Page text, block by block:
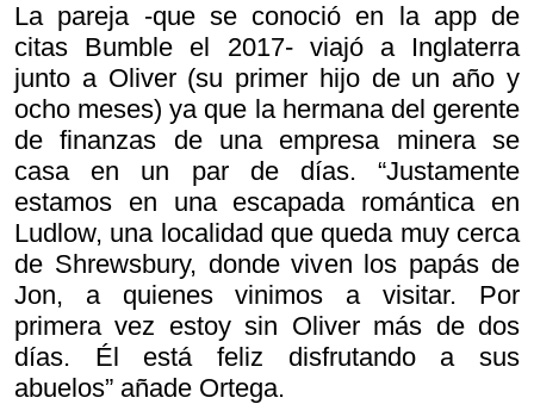
La pareja -que se conoció en la app de
citas Bumble el 2017- viajó a Inglaterra
junto a Oliver (su primer hijo de un año y
ocho meses) ya que la hermana del gerente
de finanzas de una empresa minera se
casa en un par de días. “Justamente
estamos en una escapada romántica en
Ludlow, una localidad que queda muy cerca
de Shrewsbury, donde viven los papás de
Jon, a quienes vinimos a visitar. Por
primera vez estoy sin Oliver más de dos
días. Él está feliz disfrutando a sus
abuelos” añade Ortega.